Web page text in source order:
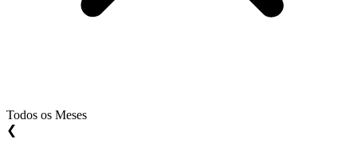
Todos os Meses
❮